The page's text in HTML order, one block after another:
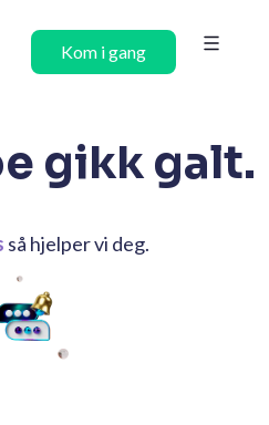
Kom i gang
gikk galt.
så hjelper vi deg.